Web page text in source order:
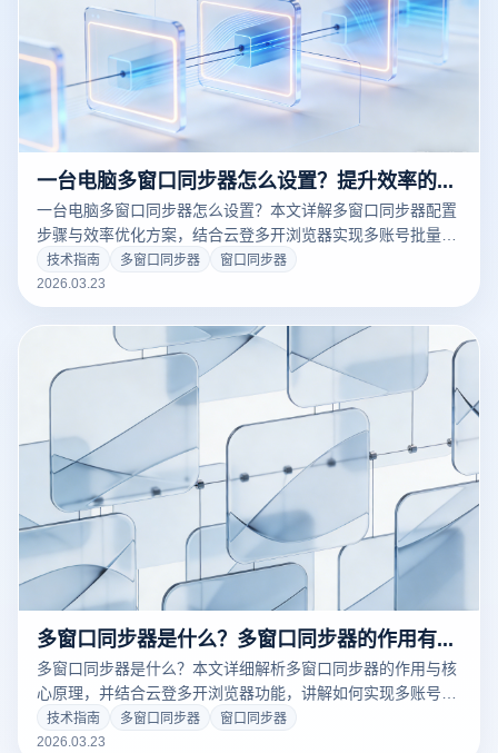
一台电脑多窗口同步器怎么设置？提升效率的最佳配置方案解析
一台电脑多窗口同步器怎么设置？本文详解多窗口同步器配置
步骤与效率优化方案，结合云登多开浏览器实现多账号批量操
作与防关联管理，助力跨境电商与社媒运营效率全面提升。
技术指南 多窗口同步器
窗口同步器
2026.03.23
多窗口同步器是什么？多窗口同步器的作用有哪些？
多窗口同步器是什么？本文详细解析多窗口同步器的作用与核
心原理，并结合云登多开浏览器功能，讲解如何实现多账号同
步操作、提升效率与降低关联风险，适用于跨境电商与社媒运
营人群。
技术指南 多窗口同步器
窗口同步器
2026.03.23